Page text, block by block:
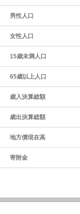
男性人口
女性人口
15歳未満人口
65歳以上人口
歳入決算総額
歳出決算総額
地方債現在高
寄附金